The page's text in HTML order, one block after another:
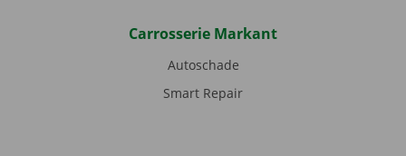
Carrosserie Markant
Autoschade
Smart Repair